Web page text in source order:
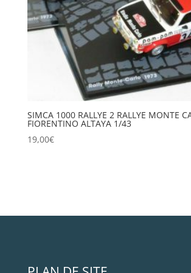
SIMCA 1000 RALLYE 2 RALLYE MONTE
FIORENTINO ALTAYA 1/43
19,00€